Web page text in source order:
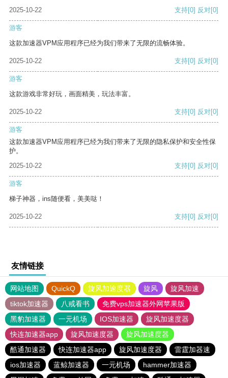
2025-10-22
支持[0] 反对[0]
游客
这款加速器VPM应用程序已经为我们带来了无限的流畅体验。
2025-10-22 支持[0] 反对[0]
游客
这款游戏非常好玩，画面精美，玩法丰富。
2025-10-22 支持[0] 反对[0]
游客
这款加速器VPM应用程序已经为我们带来了无限的隐私保护和安全性保
护。
2025-10-22
支持[0] 反对[0]
游客
梯子神器，ins随便看，美美哒！
2025-10-22 支持[0] 反对[0]
友情链接
网站地图 QuickQ 旋风加速度器 旋风
旋风加速
tiktok加速器
八戒看书
免费vps加速器外网苹果版
黑豹加速器
一元机场 IOS加速器
旋风加速度器
快连加速器app
旋风加速度器
旋风加速度器
酷通加速器
快连加速器app 旋风加速度器
雷霆加器速
ios加速器
蓝鲸加速器 一元机场
hammer加速器